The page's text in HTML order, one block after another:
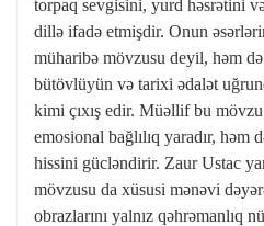
torpaq sevgisini, yurd həsrətini
dillə ifadə etmişdir. Onun
müharibə mövzusu deyil, həm
bütövlüyün və tarixi ədalət
kimi çıxış edir. Müəllif bu
emosional bağlılıq yaradır, həm
hissini gücləndirir. Zaur Ustac
mövzusu da xüsusi mənəvi
obrazlarını yalnız qəhrəmanlıq